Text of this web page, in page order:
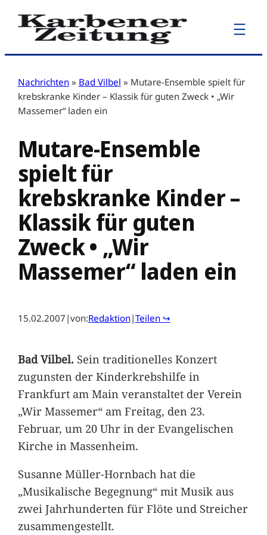
Zum
Inhalt
Nachrichten » Bad Vilbel » Mutare-Ensemble spielt für
krebskranke Kinder – Klassik für guten Zweck • „Wir
Massemer“ laden ein
Mutare-Ensemble
spielt für
krebskranke Kinder –
Klassik für guten
Zweck • „Wir
Massemer“ laden ein
15.02.2007 |von:Redaktion|Teilen ↪
Bad Vilbel.Sein traditionelles Konzert
zugunsten der Kinderkrebshilfe in
Frankfurt am Main veranstaltet der Verein
„Wir Massemer“ am Freitag, den 23.
Februar, um 20 Uhr in der Evangelischen
Kirche in Massenheim.
Susanne Müller-Hornbach hat die
„Musikalische Begegnung“ mit Musik aus
zwei Jahrhunderten für Flöte und Streicher
zusammengestellt.